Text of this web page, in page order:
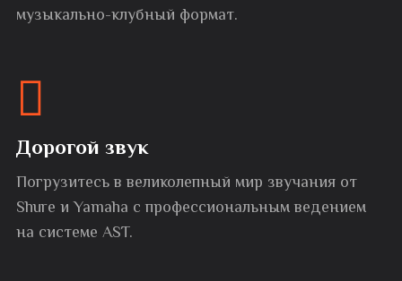
музыкально-клубный формат.
Дорогой звук
Погрузитесь в великолепный мир звучания от
Shure и Yamaha с профессиональным ведением
на системе AST.